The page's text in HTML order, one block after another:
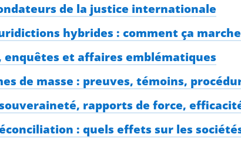
de la justice internationale
hybrides : comment ça
enquêtes et affaires emblématiques
de masse : preuves, témoins,
rapports de force,
: quels effets sur les